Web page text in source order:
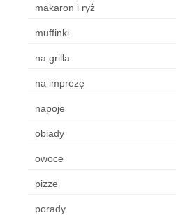
makaron i ryż
muffinki
na grilla
na imprezę
napoje
obiady
owoce
pizze
porady